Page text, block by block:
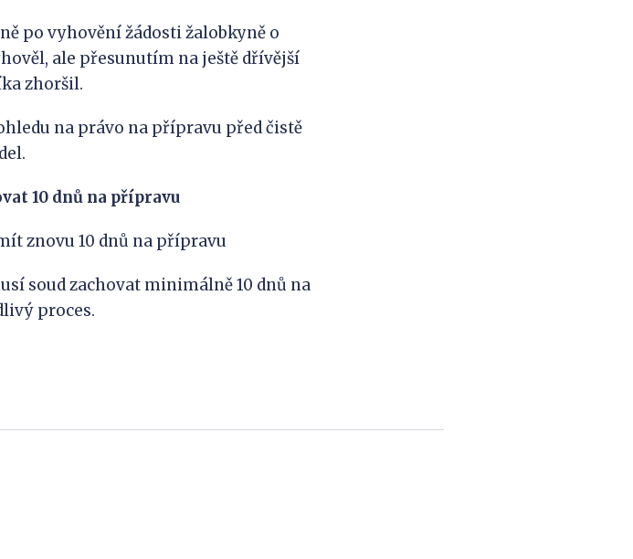
po vyhovění žádosti žalobkyně o
ale přesunutím na ještě dřívější
zhoršil.
na právo na přípravu před čistě
10 dnů na přípravu
znovu 10 dnů na přípravu
soud zachovat minimálně 10 dnů na
proces.